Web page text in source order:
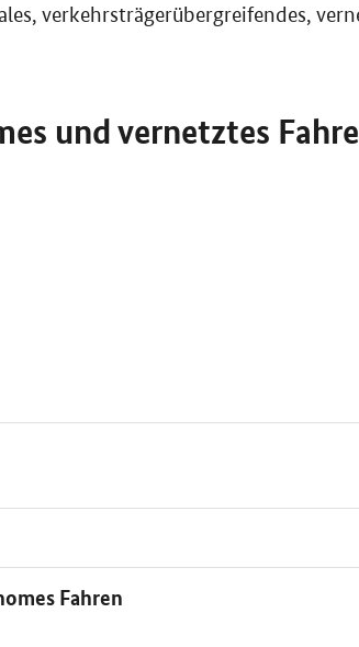
verkehrsträgerübergreifendes,
und vernetztes
Fahren